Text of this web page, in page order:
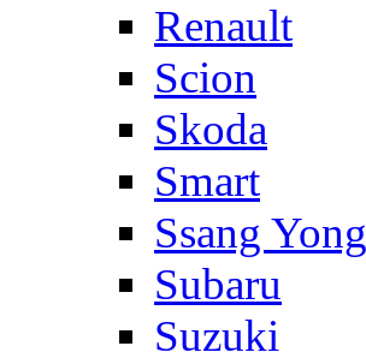
Renault
Scion
Skoda
Smart
Ssang Yong
Subaru
Suzuki